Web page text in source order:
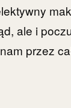
ale i
przez